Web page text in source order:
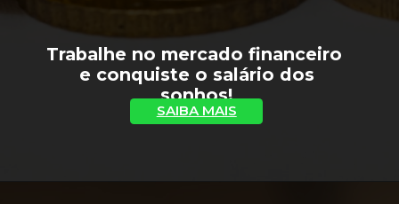
Trabalhe no mercado financeiro
e conquiste o salário dos
sonhos!
SAIBA MAIS